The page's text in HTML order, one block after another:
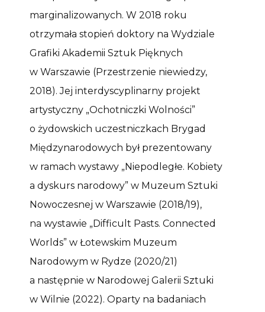
marginalizowanych. W 2018 roku
otrzymała stopień doktory na Wydziale
Grafiki Akademii Sztuk Pięknych
w Warszawie (Przestrzenie niewiedzy,
2018). Jej interdyscyplinarny projekt
artystyczny „Ochotniczki Wolności”
o żydowskich uczestniczkach Brygad
Międzynarodowych był prezentowany
w ramach wystawy „Niepodległe. Kobiety
a dyskurs narodowy” w Muzeum Sztuki
Nowoczesnej w Warszawie (2018/19),
na wystawie „Difficult Pasts. Connected
Worlds” w Łotewskim Muzeum
Narodowym w Rydze (2020/21)
a następnie w Narodowej Galerii Sztuki
w Wilnie (2022). Oparty na badaniach